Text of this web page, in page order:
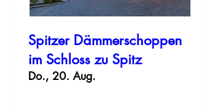
Spitzer Dämmerschoppen
im Schloss zu Spitz
Do., 20. Aug.